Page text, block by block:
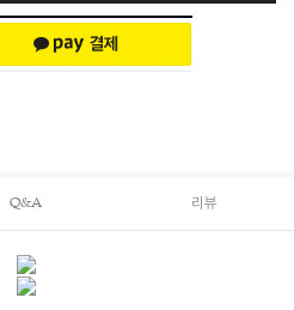
Q&A 리뷰